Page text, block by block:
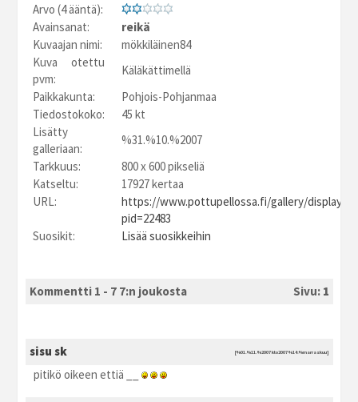
Arvo (4 ääntä):
Avainsanat:
reikä
Kuvaajan nimi:
mökkiläinen84
Kuva otettu
pvm:
Käläkättimellä
Paikkakunta:
Pohjois-Pohjanmaa
Tiedostokoko:
45 kt
Lisätty
galleriaan:
%31.%10.%2007
Tarkkuus:
800 x 600 pikseliä
Katseltu:
17927 kertaa
URL:
https://www.pottupellossa.fi/gallery/
pid=22483
Suosikit:
Lisää suosikkeihin
Kommentti 1 - 7 7:n joukosta Sivu: 1
sisu sk [%01.%11.%2007 kto2007 %14:%marraskuu]
pitikö oikeen ettiä __